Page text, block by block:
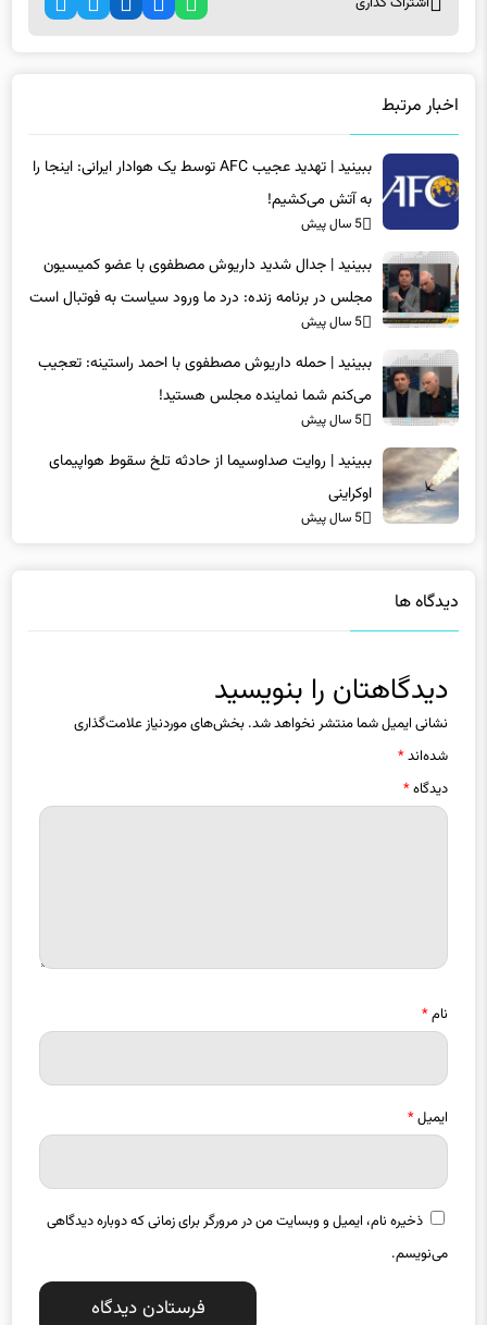
اخبار مرتبط
ببینید | تهدید عجیب AFC توسط یک هوادار ایرانی: اینجا را
به آتش می‌کشیم!
5 سال پیش
ببینید | جدال شدید داریوش مصطفوی با عضو کمیسیون
مجلس در برنامه زنده: درد ما ورود سیاست به فوتبال است
5 سال پیش
ببینید | حمله داریوش مصطفوی با احمد راستینه: تعجیب
می‌کنم شما نماینده مجلس هستید!
5 سال پیش
ببینید | روایت صداوسیما از حادثه تلخ سقوط هواپیمای
اوکراینی
5 سال پیش
دیدگاه ها
دیدگاهتان را بنویسید
نشانی ایمیل شما منتشر نخواهد شد. بخش‌های موردنیاز علامت‌گذاری
شده‌اند*
دیدگاه*
نام*
ایمیل*
ذخیره نام، ایمیل و وبسایت من در مرورگر برای زمانی که دوباره دیدگاهی
می‌نویسم.